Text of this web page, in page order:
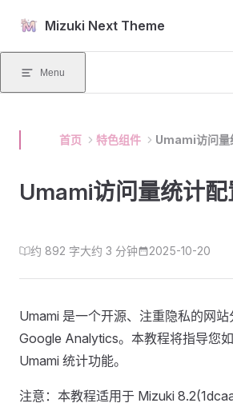
Skip to content
Mizuki Next Theme
Menu
首页 特色组件 Umami访问量
Umami访问量统计配
约 892 字大约 3 分钟 2025-10-20
Umami 是一个开源、注重隐私的网
Google Analytics。本教程将指导您
Umami 统计功能。
注意：本教程适用于 Mizuki